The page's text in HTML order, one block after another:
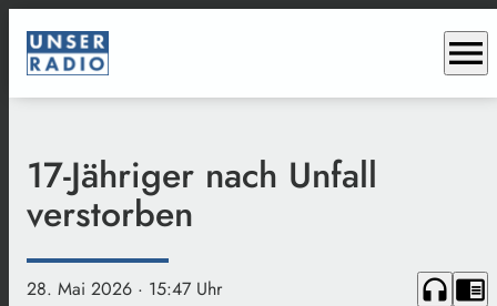
menu
17-Jähriger nach Unfall
verstorben
28. Mai 2026 · 15:47 Uhr headphones chrome_reader_mode